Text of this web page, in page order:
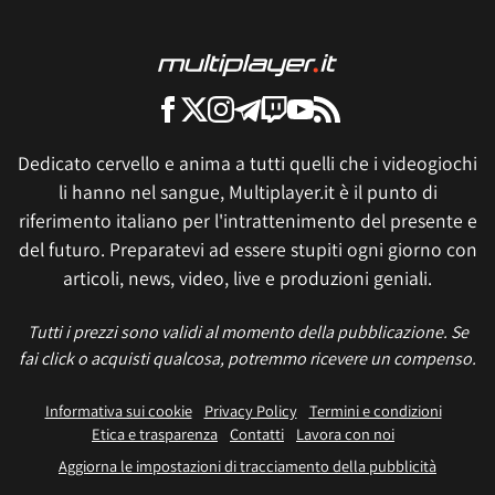
Dedicato cervello e anima a tutti quelli che i videogiochi
li hanno nel sangue, Multiplayer.it è il punto di
riferimento italiano per l'intrattenimento del presente e
del futuro. Preparatevi ad essere stupiti ogni giorno con
articoli, news, video, live e produzioni geniali.
Tutti i prezzi sono validi al momento della pubblicazione. Se
fai click o acquisti qualcosa, potremmo ricevere un compenso.
Informativa sui cookie Privacy Policy
Termini e condizioni
Etica e trasparenza Contatti
Lavora con noi
Aggiorna le impostazioni di tracciamento della pubblicità